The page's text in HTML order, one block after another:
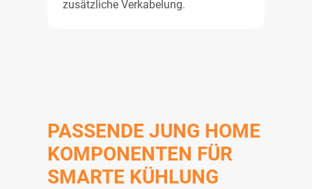
zusätzliche Verkabelung.
PASSENDE JUNG HOME
KOMPONENTEN FÜR
SMARTE KÜHLUNG